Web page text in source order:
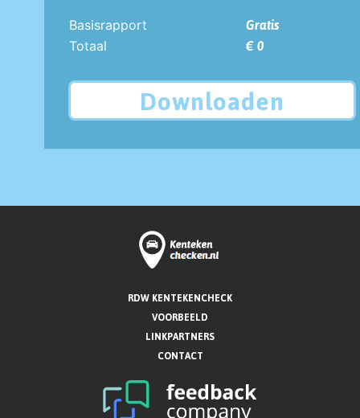
Basisrapport
Gratis
Totaal
€ 0
Downloaden
RDW KENTEKENCHECK
VOORBEELD
LINKPARTNERS
CONTACT